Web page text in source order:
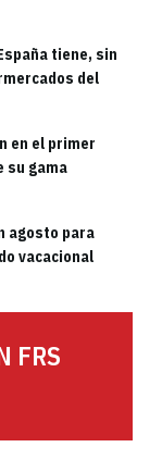
tiene, sin
del
en el primer
su gama
agosto para
vacacional
FRS